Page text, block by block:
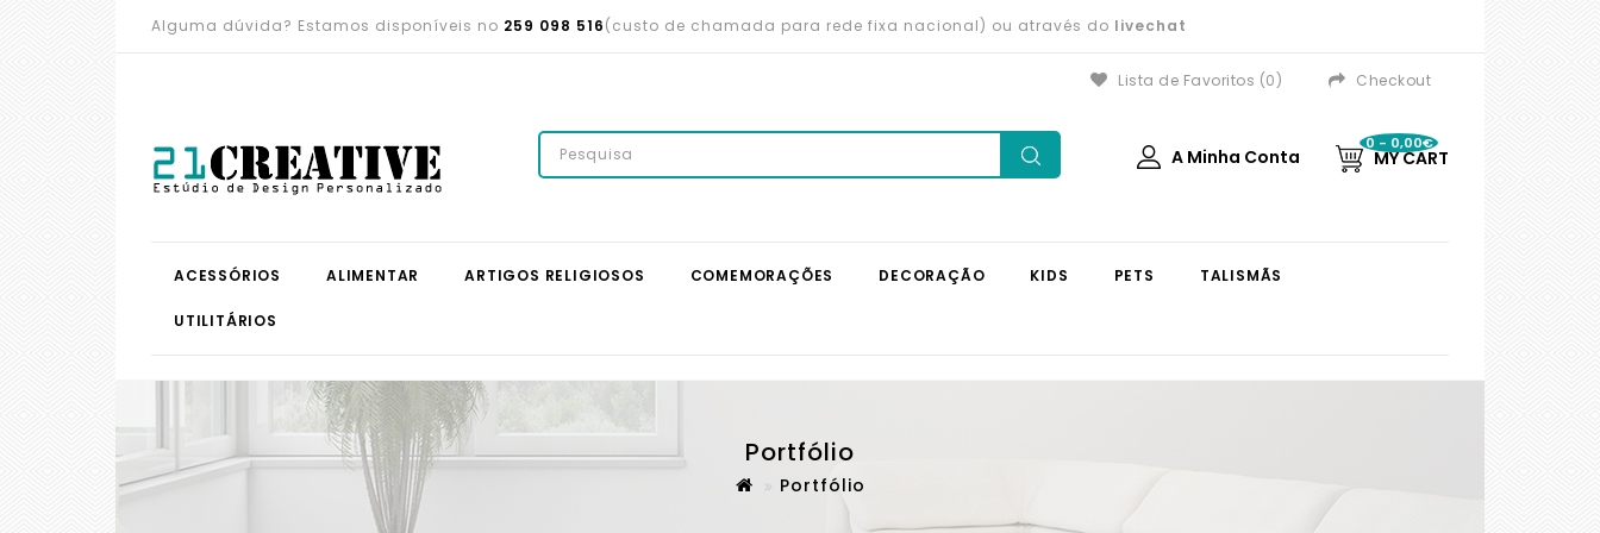
Alguma dúvida? Estamos disponíveis no 259 098 516(custo de chamada para rede fixa nacional) ou através do livechat
Lista de Favoritos (0) Checkout
MY CART
0 - 0,00€
A Minha Conta
ACESSÓRIOS ALIMENTAR ARTIGOS RELIGIOSOS COMEMORAÇÕES DECORAÇÃO KIDS PETS TALISMÃS
UTILITÁRIOS
Portfólio
Portfólio